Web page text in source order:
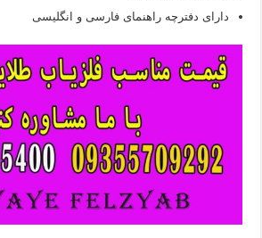
دارای دفترچه راهنمای فارسی و انگلیسی